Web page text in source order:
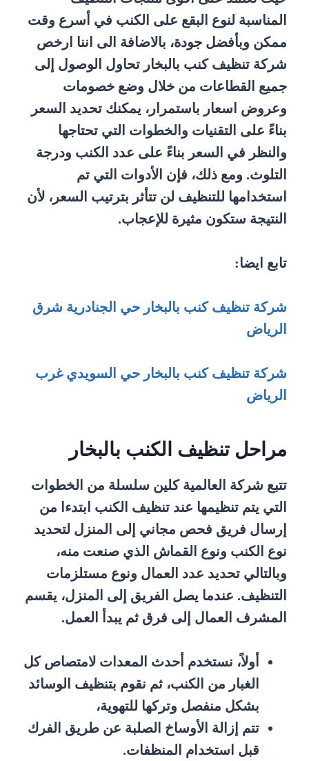
المناسبة لنوع البقع على الكنب في أسرع وقت
ممكن وبأفضل جودة، بالاضافة الى اننا ارخص
شركة تنظيف كنب بالبخار تحاول الوصول إلى
جميع القطاعات من خلال وضع خصومات
وعروض اسعار باستمرار، يمكنك تحديد السعر
بناءً على التقنيات والخطوات التي تحتاجها
والنظر في السعر بناءً على عدد الكنب ودرجة
التلوث. ومع ذلك، فإن الأدوات التي تم
استخدامها للتنظيف لن تتأثر بترتيب السعر، لأن
النتيجة ستكون مثيرة للإعجاب.
تابع ايضا:
شركة تنظيف كنب بالبخار حي الجنادرية شرق
الرياض
شركة تنظيف كنب بالبخار حي السويدي غرب
الرياض
مراحل تنظيف الكنب بالبخار
تتبع شركة العالمية كلين سلسلة من الخطوات
التي يتم تنظيمها عند تنظيف الكنب ابتدءا من
إرسال فريق فحص مجاني إلى المنزل لتحديد
نوع الكنب ونوع القماش الذي صنعت منه،
وبالتالي تحديد عدد العمال ونوع مستلزمات
التنظيف. عندما يصل الفريق إلى المنزل، يقسم
المشرف العمال إلى فرق ثم يبدأ العمل.
أولاً، نستخدم أحدث المعدات لامتصاص كل
الغبار من الكنب، ثم نقوم بتنظيف الوسائد
بشكل منفصل وتركها للتهوية،
تتم إزالة الأوساخ الصلبة عن طريق الفرك
قبل استخدام المنظفات.